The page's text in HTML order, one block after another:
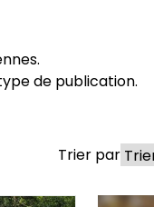
de publication.
Trier par